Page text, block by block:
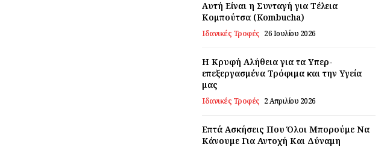
Αυτή Είναι η Συνταγή για Τέλεια
Κομπούτσα (Kombucha)
Ιδανικές Τροφές 26 Ιουλίου 2026
Η Κρυφή Αλήθεια για τα Υπερ-
επεξεργασμένα Τρόφιμα και την Υγεία
μας
Ιδανικές Τροφές 2 Απριλίου 2026
Επτά Ασκήσεις Που Όλοι Μπορούμε Να
Κάνουμε Για Αντοχή Και Δύναμη